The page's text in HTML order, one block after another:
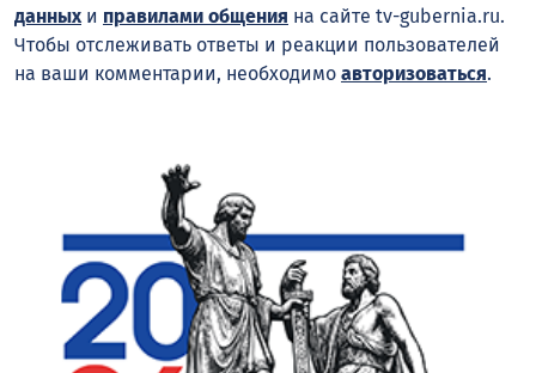
данныхи правилами общения на сайте tv-gubernia.ru.
Чтобы отслеживать ответы и реакции пользователей
на ваши комментарии, необходимо авторизоваться.